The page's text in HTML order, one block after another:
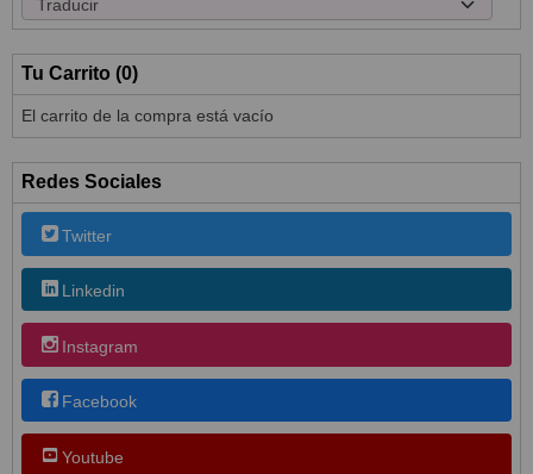
Tu Carrito (0)
El carrito de la compra está vacío
Redes Sociales
Twitter
Linkedin
Instagram
Facebook
Youtube